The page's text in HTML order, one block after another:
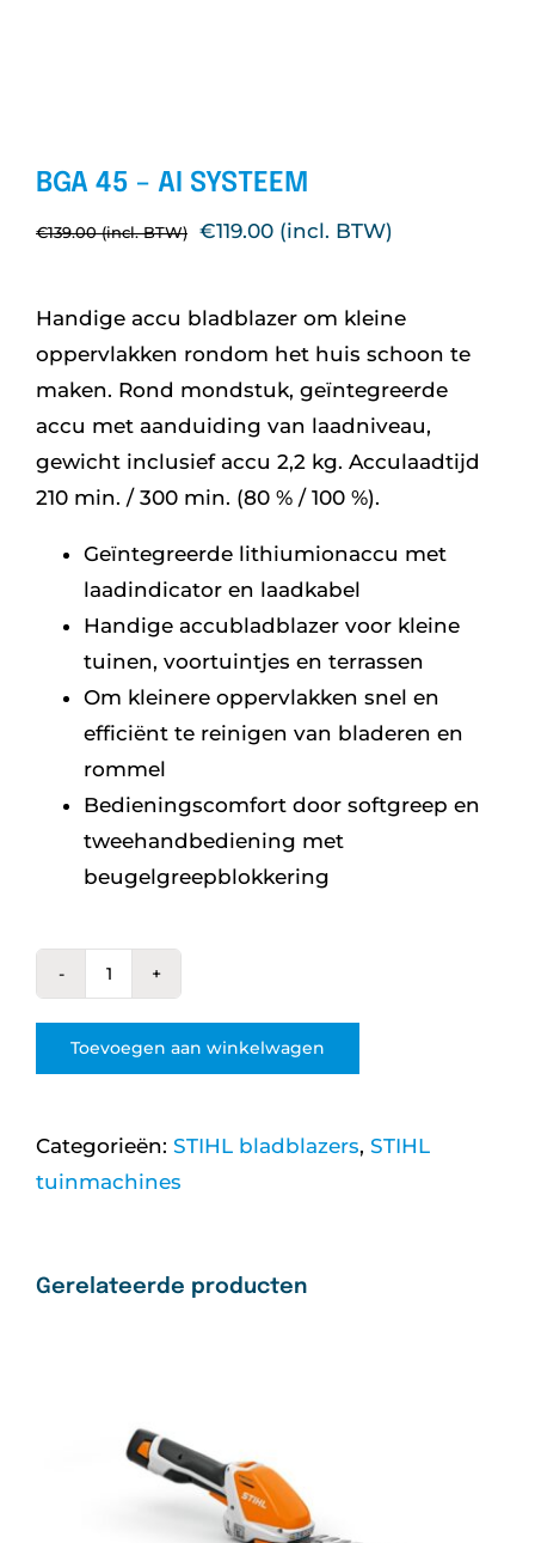
Vacatures
BGA 45 – AI SYSTEEM
€139.00
Oorspronkelijke
€119.00
Handige accu bladblazer om kleine
oppervlakken rondom het huis schoon te
maken. Rond mondstuk, geïntegreerde
accu met aanduiding van laadniveau,
gewicht inclusief accu 2,2 kg. Acculaadtijd
210 min. / 300 min. (80 % / 100 %).
Geïntegreerde lithiumionaccu met
laadindicator en laadkabel
Handige accubladblazer voor kleine
tuinen, voortuintjes en terrassen
Om kleinere oppervlakken snel en
efficiënt te reinigen van bladeren en
rommel
Bedieningscomfort door softgreep en
tweehandbediening met
beugelgreepblokkering
45
-
SYSTEEM
aantal
Toevoegen aan winkelwagen
Categorieën: STIHL bladblazers, STIHL
tuinmachines
Gerelateerde producten